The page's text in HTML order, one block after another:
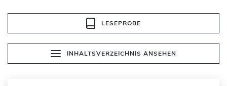
LESEPROBE
INHALTSVERZEICHNIS ANSEHEN